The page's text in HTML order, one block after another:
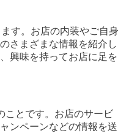
す。お店の内装やご自身
さまざまな情報を紹介し
興味を持ってお店に足を
ことです。お店のサービ
ンペーンなどの情報を送